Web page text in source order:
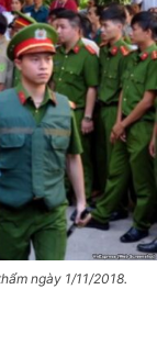
ngày 1/11/2018.